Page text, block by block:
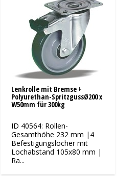
Lenkrolle mit Bremse +
Polyurethan-SpritzgussØ200 x
W50mm für 300kg
ID 40564: Rollen-
Gesamthöhe 232 mm |4
Befestigungslöcher mit
Lochabstand 105x80 mm |
Ra...